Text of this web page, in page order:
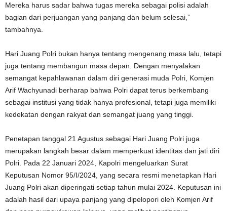
Mereka harus sadar bahwa tugas mereka sebagai polisi adalah
bagian dari perjuangan yang panjang dan belum selesai,”
tambahnya.
Hari Juang Polri bukan hanya tentang mengenang masa lalu, tetapi
juga tentang membangun masa depan. Dengan menyalakan
semangat kepahlawanan dalam diri generasi muda Polri, Komjen
Arif Wachyunadi berharap bahwa Polri dapat terus berkembang
sebagai institusi yang tidak hanya profesional, tetapi juga memiliki
kedekatan dengan rakyat dan semangat juang yang tinggi.
Penetapan tanggal 21 Agustus sebagai Hari Juang Polri juga
merupakan langkah besar dalam memperkuat identitas dan jati diri
Polri. Pada 22 Januari 2024, Kapolri mengeluarkan Surat
Keputusan Nomor 95/I/2024, yang secara resmi menetapkan Hari
Juang Polri akan diperingati setiap tahun mulai 2024. Keputusan ini
adalah hasil dari upaya panjang yang dipelopori oleh Komjen Arif